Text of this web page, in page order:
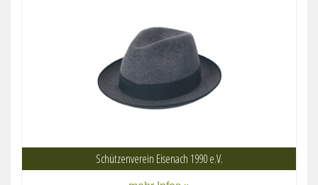
Schützenverein Eisenach 1990 e.V.